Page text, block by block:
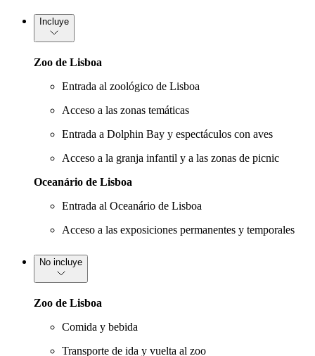
Incluye
Zoo de Lisboa
Entrada al zoológico de Lisboa
Acceso a las zonas temáticas
Entrada a Dolphin Bay y espectáculos con aves
Acceso a la granja infantil y a las zonas de picnic
Oceanário de Lisboa
Entrada al Oceanário de Lisboa
Acceso a las exposiciones permanentes y temporales
No incluye
Zoo de Lisboa
Comida y bebida
Transporte de ida y vuelta al zoo